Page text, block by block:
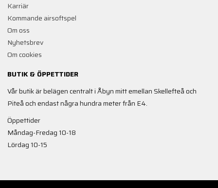
Karriär
Kommande airsoftspel
Om oss
Nyhetsbrev
Om cookies
BUTIK & ÖPPETTIDER
Vår butik är belägen centralt i Åbyn mitt emellan Skellefteå och
Piteå och endast några hundra meter från E4.
Öppettider
Måndag-Fredag 10-18
Lördag 10-15